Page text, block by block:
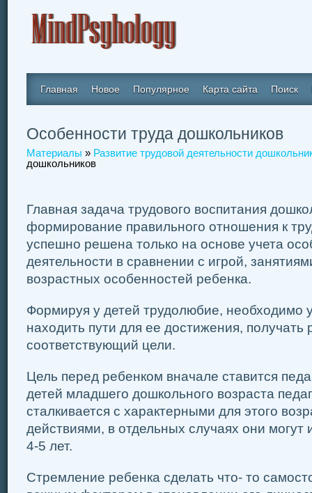
Главная Новое Популярное Карта сайта Поиск
Особенности труда дошкольников
Материалы » Развитие трудовой деятельности
дошкольников
Главная задача трудового воспитания
формирование правильного отно­шения к
успешно решена только на основе учета
деятельности в сравнении с игрой,
возрастных особенностей ребенка.
Формируя у детей трудолюбие, необходимо
нахо­дить пути для ее достижения, получать
соответствующий цели.
Цель перед ребенком вначале ставится
детей младшего дошкольного возраста
сталкивается с характерными для этого
действиями, в отдельных случаях они мо­гут
4-5 лет.
Стремление ребенка сделать что- то